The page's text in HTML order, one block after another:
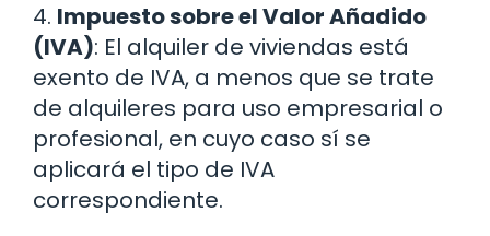
4. Impuesto sobre el Valor Añadido
(IVA): El alquiler de viviendas está
exento de IVA, a menos que se trate
de alquileres para uso empresarial o
profesional, en cuyo caso sí se
aplicará el tipo de IVA
correspondiente.